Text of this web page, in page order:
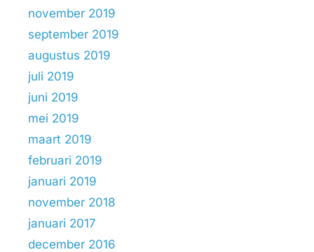
november 2019
september 2019
augustus 2019
juli 2019
juni 2019
mei 2019
maart 2019
februari 2019
januari 2019
november 2018
januari 2017
december 2016